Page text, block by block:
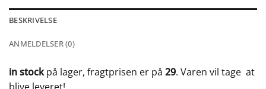
BESKRIVELSE
ANMELDELSER (0)
in stockpå lager, fragtprisen er på 29. Varen vil tage at